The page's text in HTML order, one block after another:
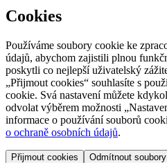
Cookies
Používáme soubory cookie ke
údajů, abychom zajistili plnou
poskytli co nejlepší uživatelský
„Přijmout cookies“ souhlasíte s
cookie. Svá nastavení můžete
odvolat výběrem možnosti
informace o používání souborů
o ochraně osobních údajů.
Přijmout cookies Odmítnout